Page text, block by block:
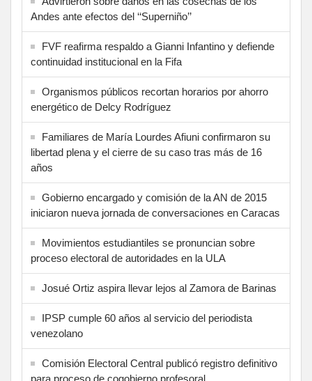
Andes ante efectos del ‘‘Superniño’’
FVF reafirma respaldo a Gianni Infantino y defiende
continuidad institucional en la Fifa
Organismos públicos recortan horarios por ahorro
energético de Delcy Rodríguez
Familiares de María Lourdes Afiuni confirmaron su
libertad plena y el cierre de su caso tras más de 16
años
Gobierno encargado y comisión de la AN de 2015
iniciaron nueva jornada de conversaciones en Caracas
Movimientos estudiantiles se pronuncian sobre
proceso electoral de autoridades en la ULA
Josué Ortiz aspira llevar lejos al Zamora de Barinas
IPSP cumple 60 años al servicio del periodista
venezolano
Comisión Electoral Central publicó registro definitivo
para proceso de cogobierno profesoral